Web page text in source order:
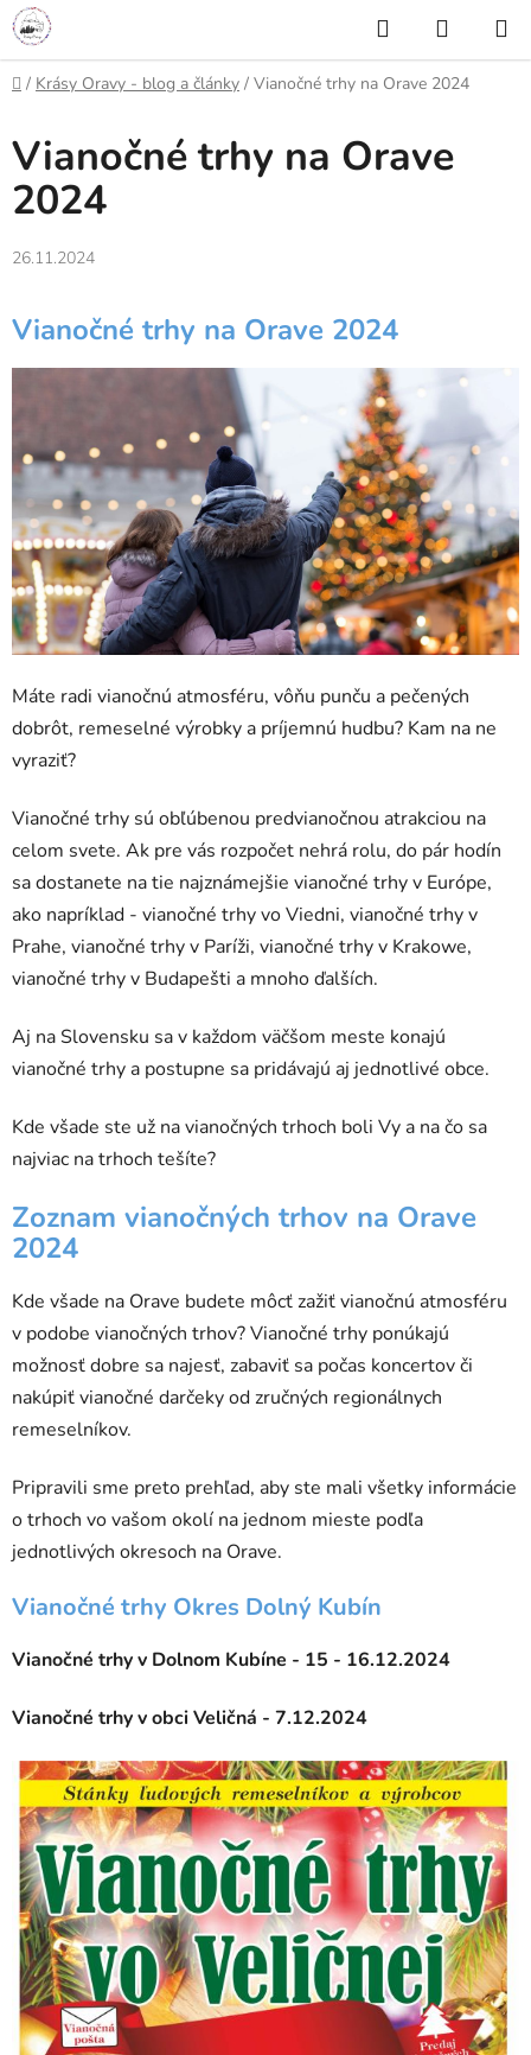
Prejsť
na
obsah
Hľadať
KOŠÍK
Domov
/ Krásy Oravy - blog a články / Vianočné trhy na Orave 2024
Vianočné trhy na Orave
2024
26.11.2024
Vianočné trhy na Orave 2024
Máte radi vianočnú atmosféru, vôňu punču a pečených
dobrôt, remeselné výrobky a príjemnú hudbu? Kam na ne
vyraziť?
Vianočné trhy sú obľúbenou predvianočnou atrakciou na
celom svete. Ak pre vás rozpočet nehrá rolu, do pár hodín
sa dostanete na tie najznámejšie vianočné trhy v Európe,
ako napríklad - vianočné trhy vo Viedni, vianočné trhy v
Prahe, vianočné trhy v Paríži, vianočné trhy v Krakowe,
vianočné trhy v Budapešti a mnoho ďalších.
Aj na Slovensku sa v každom väčšom meste konajú
vianočné trhy a postupne sa pridávajú aj jednotlivé obce.
Kde všade ste už na vianočných trhoch boli Vy a na čo sa
najviac na trhoch tešíte?
Zoznam vianočných trhov na Orave
2024
Kde všade na Orave budete môcť zažiť vianočnú atmosféru
v podobe vianočných trhov? Vianočné trhy ponúkajú
možnosť dobre sa najesť, zabaviť sa počas koncertov či
nakúpiť vianočné darčeky od zručných regionálnych
remeselníkov.
Pripravili sme preto prehľad, aby ste mali všetky informácie
o trhoch vo vašom okolí na jednom mieste podľa
jednotlivých okresoch na Orave.
Vianočné trhy Okres Dolný Kubín
Vianočné trhy v Dolnom Kubíne - 15 - 16.12.2024
Vianočné trhy v obci Veličná - 7.12.2024